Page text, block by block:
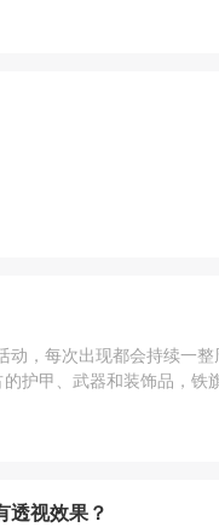
动，每次出现都会持续一
护甲、武器和装饰品，铁
透视效果？